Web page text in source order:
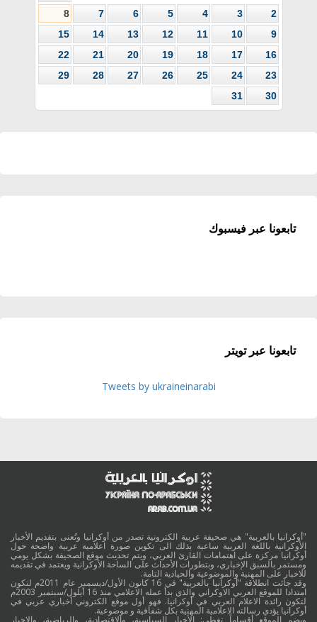
2
3
4
5
6
7
8
9
10
11
12
13
14
15
16
17
18
19
20
21
22
23
24
25
26
27
28
29
30
31
تابعونا عبر فيسبوك
تابعونا عبر تويتر
Tweets by ukraineinarabi
"أوكرانيا بالعربية" هي صحيفة عربية الكترونية تصدر من أوكرانيا وتُعنى بتقديم الأخبار
الأوكرانية باللغة العربية ساعية بذلك الى تكوين صورة اعلامية عربية واضحة حول
أوكرانيا مركزة على اهتمامات القارئ العربي، ويتم تحديث موقع الصحيفة بشكل يومي
ومستمر بالسبق الإخباري، وبتطورات الأحداث على الساحة الأوكرانية ويعتمد في تقديمه
للاخبار على المهنية والموضوعية والحيادية التامة.
وقد جائت انطلاقة "أوكرانيا بالعربية" في 16 كانون الأول/ديسمبر عام 2011م لتكون
امتدادا للموقع العربي الاوكراني والذي بدأ عمله الاعلامي منذ 16 أيلول/سبتمبر 2003م
لتكون رائدة الاعلام العربي في أوكرانيا. فهو أول موقع الكتروني أخباري عربي في
أوكرانيا يؤدي رسالته الاعلامية المهنية بكل شفافية و موضوعية.